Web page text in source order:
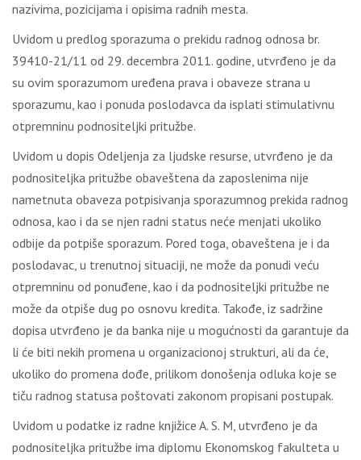
nazivima, pozicijama i opisima radnih mesta.
Uvidom u predlog sporazuma o prekidu radnog odnosa br.
39410-21/11 od 29. decembra 2011. godine, utvrđeno je da
su ovim sporazumom uređena prava i obaveze strana u
sporazumu, kao i ponuda poslodavca da isplati stimulativnu
otpremninu podnositeljki pritužbe.
Uvidom u dopis Odeljenja za ljudske resurse, utvrđeno je da
podnositeljka pritužbe obaveštena da zaposlenima nije
nametnuta obaveza potpisivanja sporazumnog prekida radnog
odnosa, kao i da se njen radni status neće menjati ukoliko
odbije da potpiše sporazum. Pored toga, obaveštena je i da
poslodavac, u trenutnoj situaciji, ne može da ponudi veću
otpremninu od ponuđene, kao i da podnositeljki pritužbe ne
može da otpiše dug po osnovu kredita. Takođe, iz sadržine
dopisa utvrđeno je da banka nije u mogućnosti da garantuje da
li će biti nekih promena u organizacionoj strukturi, ali da će,
ukoliko do promena dođe, prilikom donošenja odluka koje se
tiču radnog statusa poštovati zakonom propisani postupak.
Uvidom u podatke iz radne knjižice A. S. M, utvrđeno je da
podnositeljka pritužbe ima diplomu Ekonomskog fakulteta u